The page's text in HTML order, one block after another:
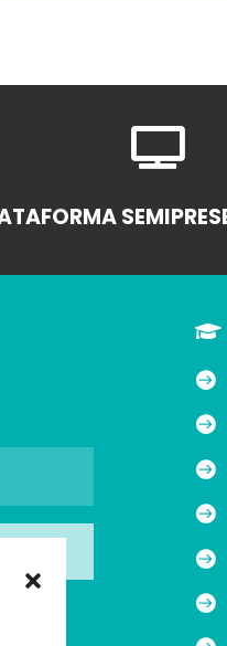







